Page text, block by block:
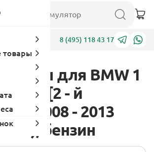
8 (495) 118 43 17
для BMW 1
E88 [2 - й
2008 - 2013
л.с.), бензин
товары